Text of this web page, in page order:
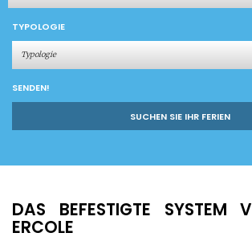
TYPOLOGIE
Typologie
SENDEN!
SUCHEN SIE IHR FERIEN
DAS BEFESTIGTE SYSTEM
ERCOLE